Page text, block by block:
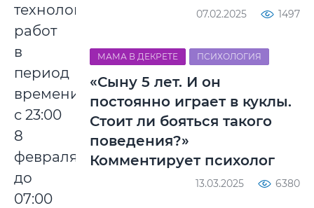
технологических
работ
в
период
времени
с 23:00
8
февраля
до
07:00
07.02.2025 1497
МАМА В ДЕКРЕТЕ ПСИХОЛОГИЯ
«Сыну 5 лет. И он
постоянно играет в куклы.
Стоит ли бояться такого
поведения?»
Комментирует психолог
13.03.2025 6380